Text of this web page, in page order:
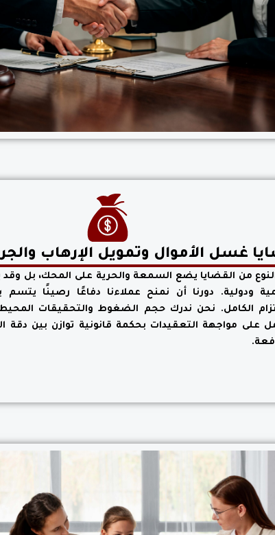
غسل الأموال وتمويل الإرهاب
من القضايا يضع السمعة والحرية على المحك، بل وقد
ودولية. دورنا أن نمنح عملاءنا دفاعًا رصينًا يتسم
الكامل. نحن ندرك حجم الضغوط والتحقيقات
على مواجهة التعقيدات بحكمة قانونية توازن بين دقة